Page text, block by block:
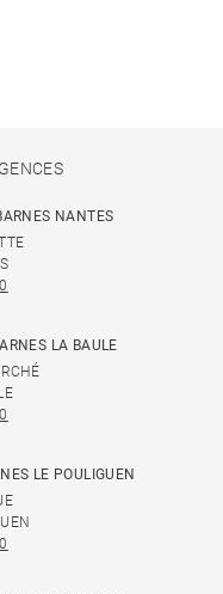
NANTES
LA BAULE
LE POULIGUEN